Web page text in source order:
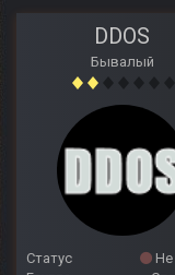
DDOS
Бывалый
Статус
Не